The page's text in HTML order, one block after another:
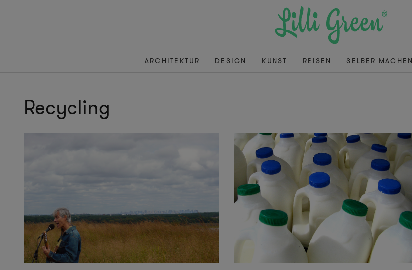
ARCHITEKTUR DESIGN KUNST REISEN SELBER MACHEN
Recycling